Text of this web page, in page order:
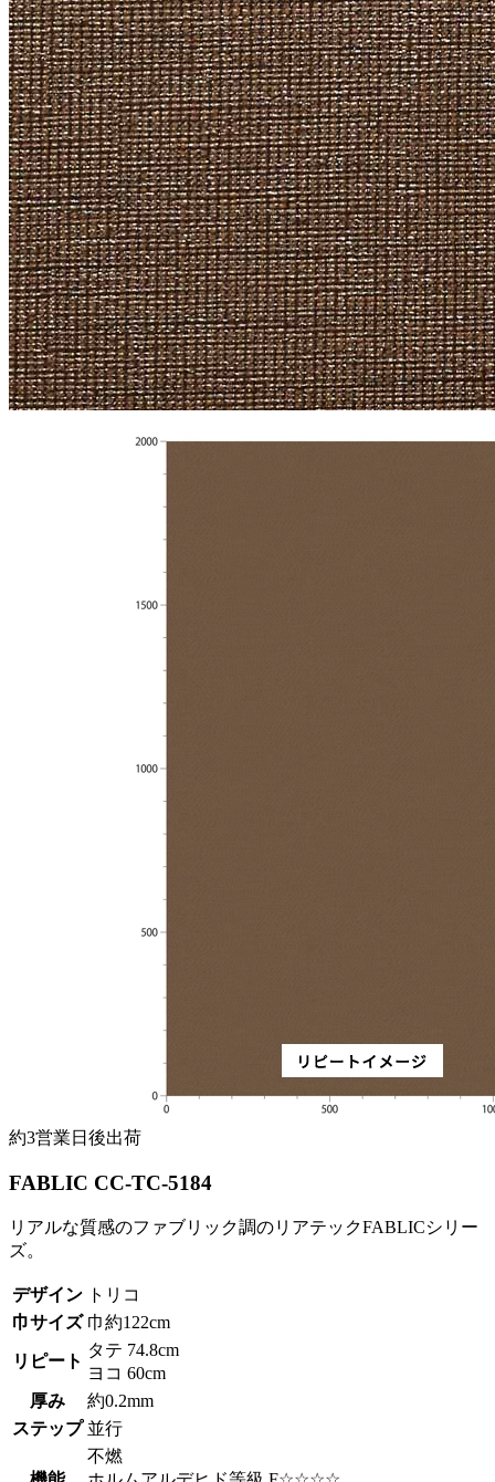
約3営業日後出荷
FABLIC CC-TC-5184
リアルな質感のファブリック調のリアテックFABLICシリー
ズ。
デザイン トリコ
巾サイズ 巾約122cm
リピート
タテ 74.8cm
ヨコ 60cm
厚み
約0.2mm
ステップ 並行
不燃